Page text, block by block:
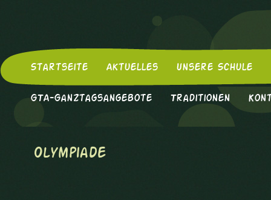
Startseite Aktuelles Unsere Schule
GTA-Ganztagsangebote Traditionen
Olympiade